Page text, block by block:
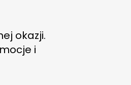
okazji.
i